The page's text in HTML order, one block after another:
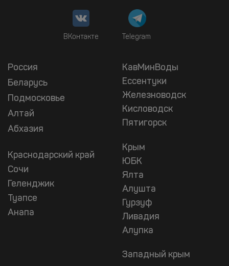
ВКонтакте Telegram
Россия
Беларусь
Подмосковье
Алтай
Абхазия
Краснодарский край
Сочи
Геленджик
Туапсе
Анапа
КавМинВоды
Ессентуки
Железноводск
Кисловодск
Пятигорск
Крым
ЮБК
Ялта
Алушта
Гурзуф
Ливадия
Алупка
Западный крым